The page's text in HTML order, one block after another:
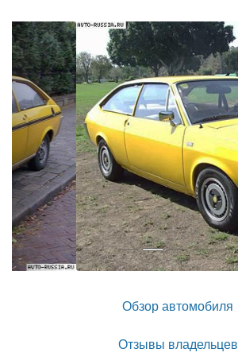
Назад
Обзор автомобиля
Отзывы владельцев